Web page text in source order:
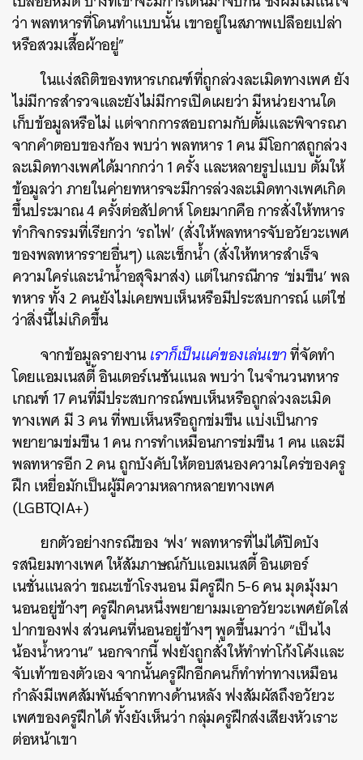
ว่า พลทหารที่โดนทำแบบนั้น เขาอยู่ในสภาพเปลือยเปล่า
หรือสวมเสื้อผ้าอยู่”
ในแง่สถิติของทหารเกณฑ์ที่ถูกล่วงละเมิดทางเพศ ยัง
ไม่มีการสำรวจและยังไม่มีการเปิดเผยว่า มีหน่วยงานใด
เก็บข้อมูลหรือไม่ แต่จากการสอบถามกับตั้มและพิจารณา
จากคำตอบของก้อง พบว่า พลทหาร 1 คน มีโอกาสถูกล่วง
ละเมิดทางเพศได้มากกว่า 1 ครั้ง และหลายรูปแบบ ตั้มให้
ข้อมูลว่า ภายในค่ายทหารจะมีการล่วงละเมิดทางเพศเกิด
ขึ้นประมาณ​ 4 ครั้งต่อสัปดาห์ โดยมากคือ การสั่งให้ทหาร
ทำกิจกรรมที่เรียกว่า ‘รถไฟ’ (สั่งให้พลทหารจับอวัยวะเพศ
ของพลทหารรายอื่นๆ) และเช็กน้ำ (สั่งให้ทหารสำเร็จ
ความใคร่และนำน้ำอสุจิมาส่ง) แต่ในกรณีการ ‘ข่มขืน’ พล
ทหาร ทั้ง 2 คนยังไม่เคยพบเห็นหรือมีประสบการณ์ แต่ใช่
ว่าสิ่งนี้ไม่เกิดขึ้น
จากข้อมูลรายงานเราก็เป็นแค่ของเล่นเขาที่จัดทำ
โดยแอมเนสตี้ อินเตอร์เนชันแนล พบว่า ในจำนวนทหาร
เกณฑ์ 17 คนที่มีประสบการณ์พบเห็นหรือถูกล่วงละเมิด
ทางเพศ มี 3 คน ที่พบเห็นหรือถูกข่มขืน แบ่งเป็นการ
พยายามข่มขืน 1 คน การทำเหมือนการข่มขืน 1 คน และมี
พลทหารอีก 2 คน ถูกบังคับให้ตอบสนองความใคร่ของครู
ฝึก เหยื่อมักเป็นผู้มีความหลากหลายทางเพศ
(LGBTQIA+)
ยกตัวอย่างกรณีของ ‘ฟง’ พลทหารที่ไม่ได้ปิดบัง
รสนิยมทางเพศ ให้สัมภาษณ์กับแอมเนสตี้ อินเตอร์
เนชั่นแนลว่า ขณะเข้าโรงนอน มีครูฝึก 5-6 คน มุดมุ้งมา
นอนอยู่ข้างๆ ครูฝึกคนหนึ่งพยายามมเอาอวัยวะเพศยัดใส่
ปากของฟง ส่วนคนที่นอนอยู่ข้างๆ พูดขึ้นมาว่า “เป็นไง
น้องน้ำหวาน” นอกจากนี้ ฟงยังถูกสั่งให้ทำท่าโก้งโค้งและ
จับเท้าของตัวเอง จากนั้นครูฝึกอีกคนก็ทำท่าทางเหมือน
กำลังมีเพศสัมพันธ์จากทางด้านหลัง ฟงสัมผัสถึงอวัยวะ
เพศของครูฝึกได้ ทั้งยังเห็นว่า กลุ่มครูฝึกส่งเสียงหัวเราะ
ต่อหน้าเขา